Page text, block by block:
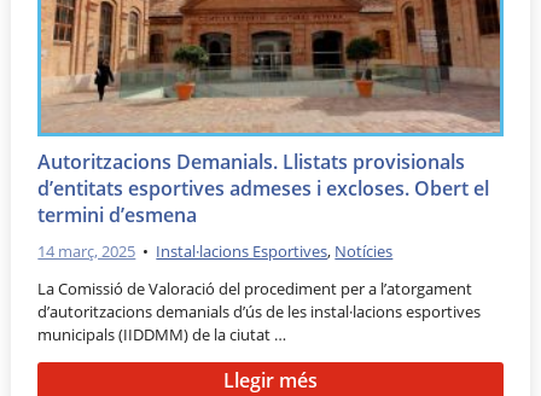
Autoritzacions Demanials. Llistats provisionals
d’entitats esportives admeses i excloses. Obert el
termini d’esmena
14 març, 2025 • Instal·lacions Esportives, Notícies
La Comissió de Valoració del procediment per a l’atorgament
d’autoritzacions demanials d’ús de les instal·lacions esportives
municipals (IIDDMM) de la ciutat …
Llegir més